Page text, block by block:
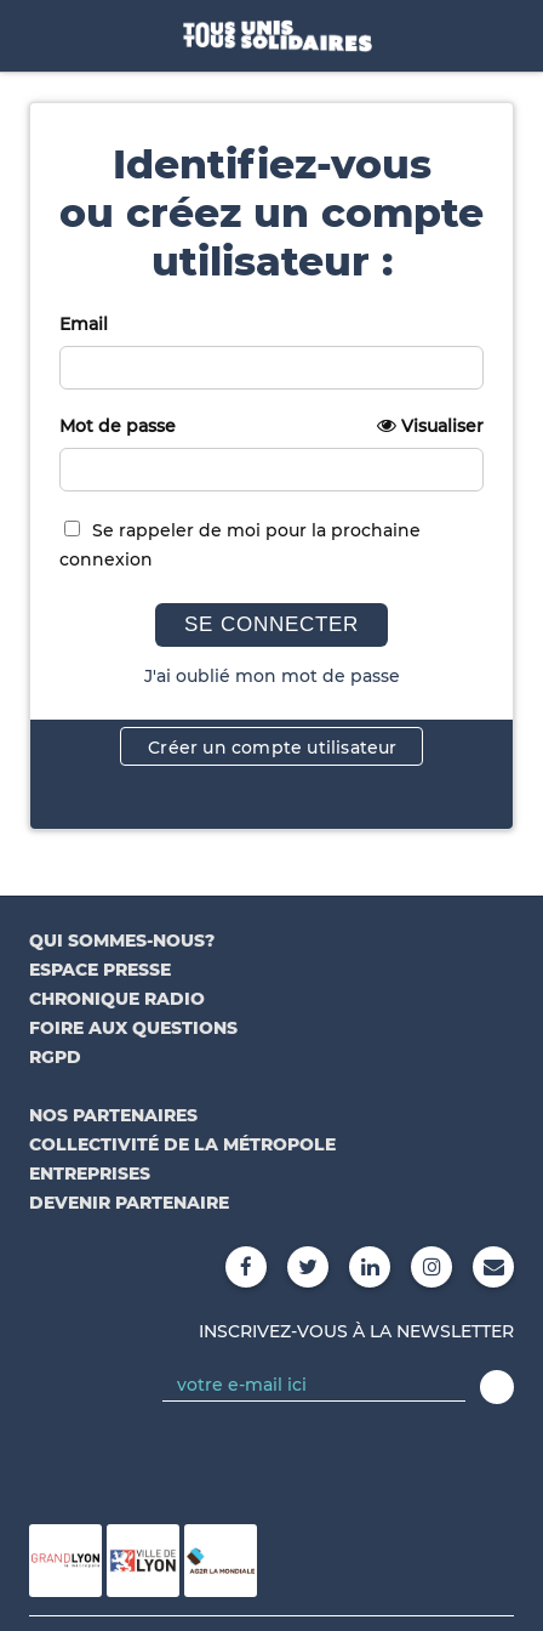
Identifiez-vous
ou créez un compte
utilisateur :
Email
Mot de passe Visualiser
Se rappeler de moi pour la prochaine
connexion
SE CONNECTER
J'ai oublié mon mot de passe
Créer un compte utilisateur
QUI SOMMES-NOUS?
ESPACE PRESSE
CHRONIQUE RADIO
FOIRE AUX QUESTIONS
RGPD
NOS PARTENAIRES
COLLECTIVITÉ DE LA MÉTROPOLE
ENTREPRISES
DEVENIR PARTENAIRE
INSCRIVEZ-VOUS À LA NEWSLETTER